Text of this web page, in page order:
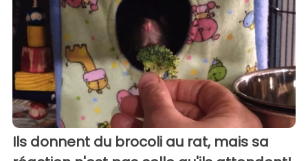
Ils donnent du brocoli au rat, mais sa